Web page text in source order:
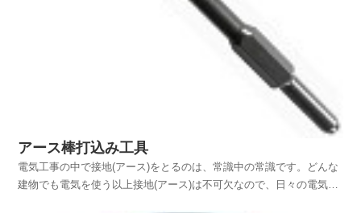
アース棒打込み工具
電気工事の中で接地(アース)をとるのは、常識中の常識です。どんな
建物でも電気を使う以上接地(アース)は不可欠なので、日々の電気工